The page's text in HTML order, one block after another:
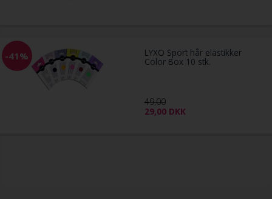
-41% LYXO Sport hår elastikker
Color Box 10 stk.
49,00
29,00 DKK